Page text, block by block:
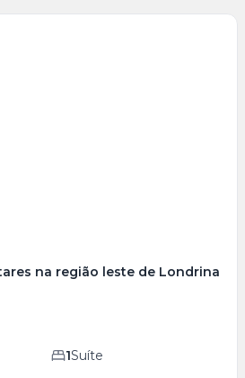
na região leste de Londrina
1Suíte